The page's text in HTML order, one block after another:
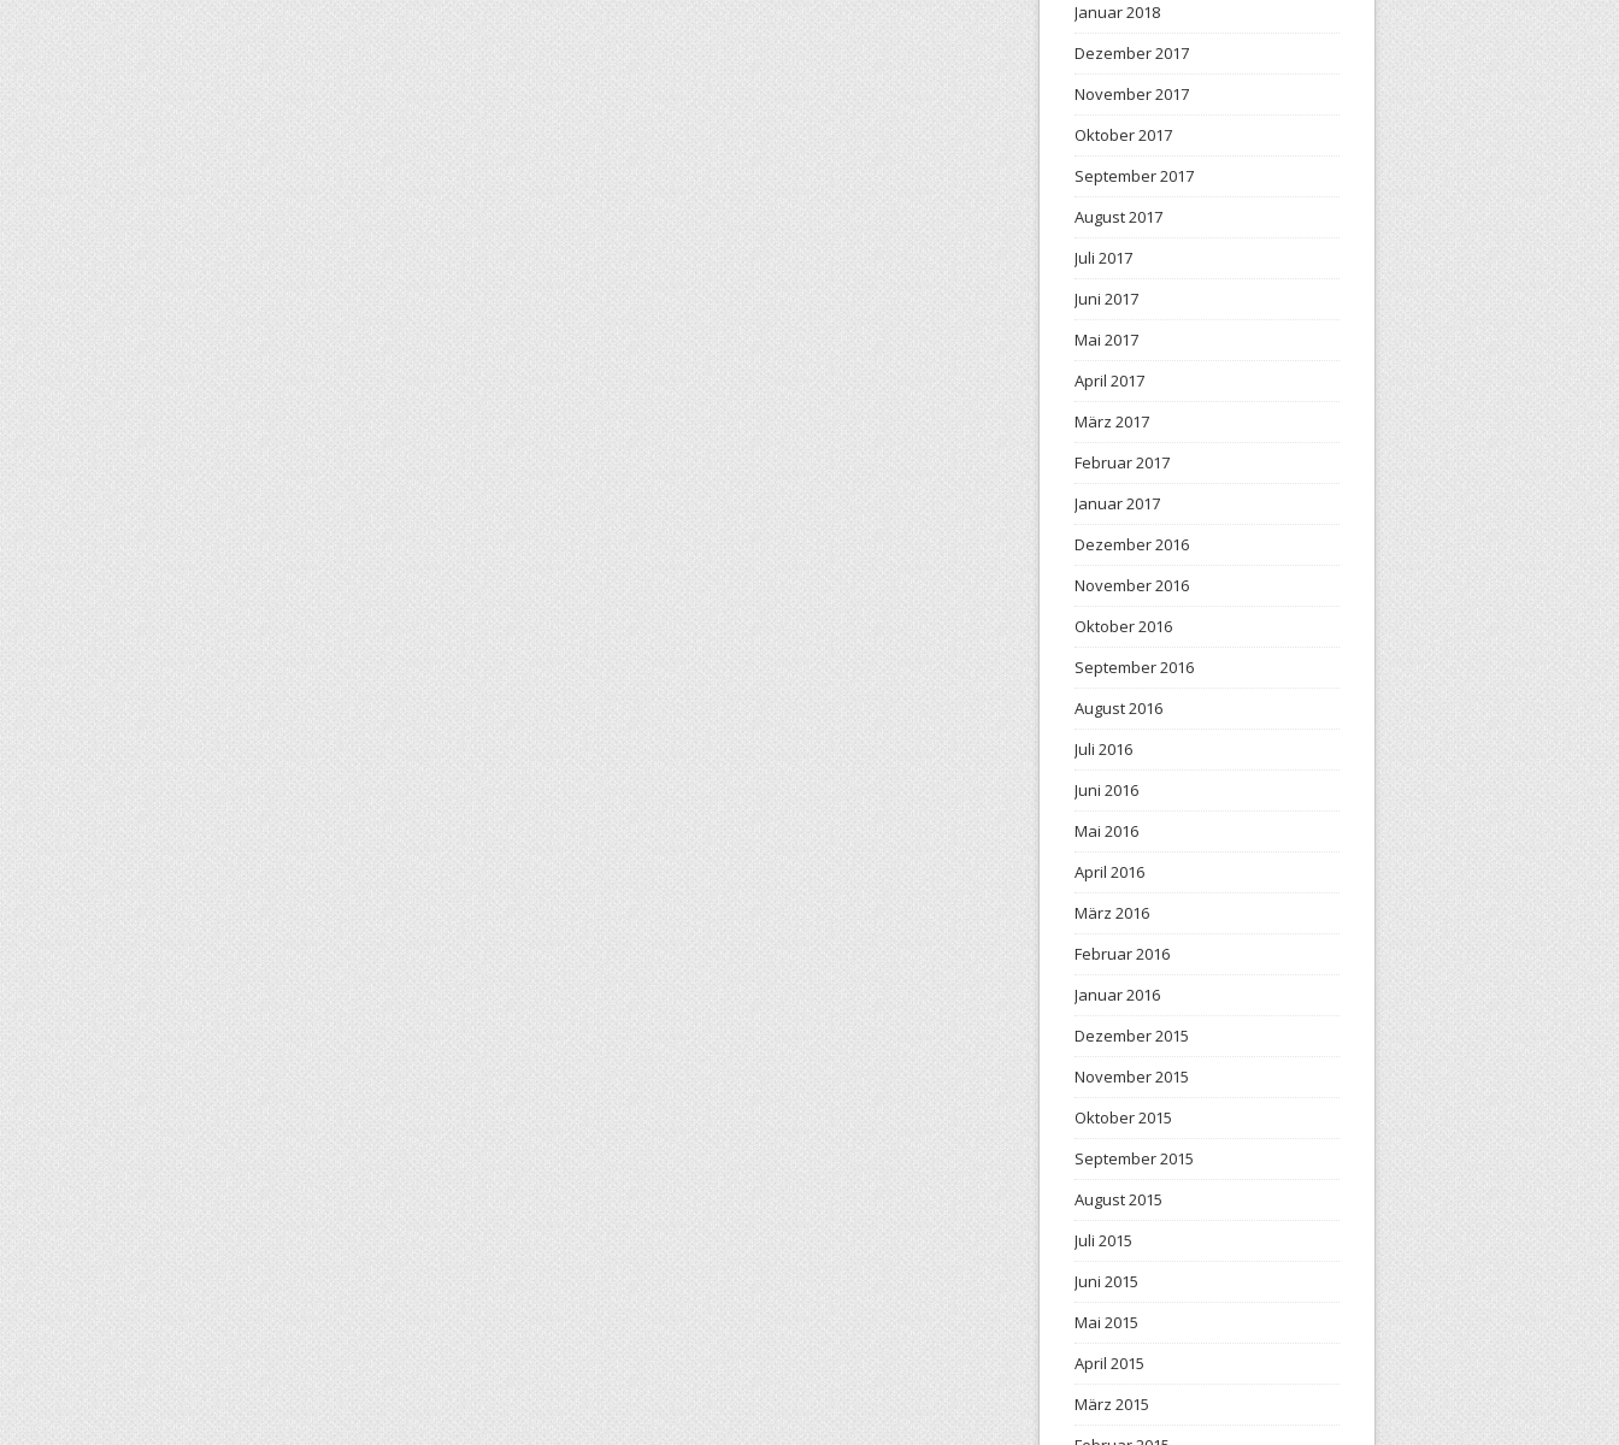
Januar 2018
Dezember 2017
November 2017
Oktober 2017
September 2017
August 2017
Juli 2017
Juni 2017
Mai 2017
April 2017
März 2017
Februar 2017
Januar 2017
Dezember 2016
November 2016
Oktober 2016
September 2016
August 2016
Juli 2016
Juni 2016
Mai 2016
April 2016
März 2016
Februar 2016
Januar 2016
Dezember 2015
November 2015
Oktober 2015
September 2015
August 2015
Juli 2015
Juni 2015
Mai 2015
April 2015
März 2015